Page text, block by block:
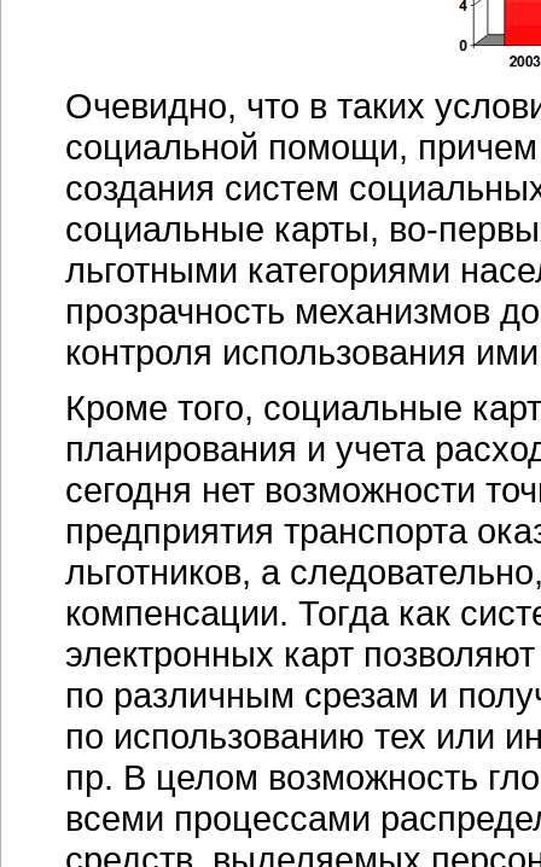
Очевидно, что в таких
социальной помощи,
создания систем
социальные карты, во-
льготными категориями
прозрачность механизмов
контроля использования
Кроме того, социальные
планирования и учета
сегодня нет возможности
предприятия транспорта
льготников, а
компенсации. Тогда как
электронных карт
по различным срезам и
по использованию тех или
пр. В целом возможность
всеми процессами